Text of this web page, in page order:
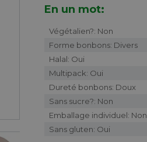
En un mot:
Végétalien?: Non
Forme bonbons: Divers
Halal: Oui
Multipack: Oui
Dureté bonbons: Doux
Sans sucre?: Non
Emballage individuel: Non
Sans gluten: Oui